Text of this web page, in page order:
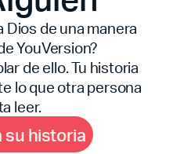
Dios de una manera
YouVersion?
de ello. Tu historia
lo que otra persona
leer.
su historia